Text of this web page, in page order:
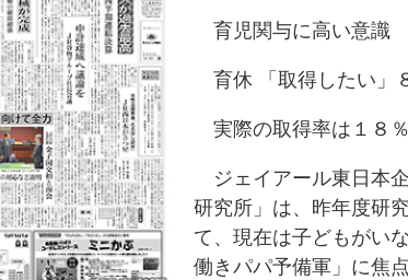
育児関与に高い意識
育休 「取得したい」
実際の取得率は１８
ジェイアール東日本
研究所」は、昨年度研
て、現在は子どもがい
働きパパ予備軍」に焦